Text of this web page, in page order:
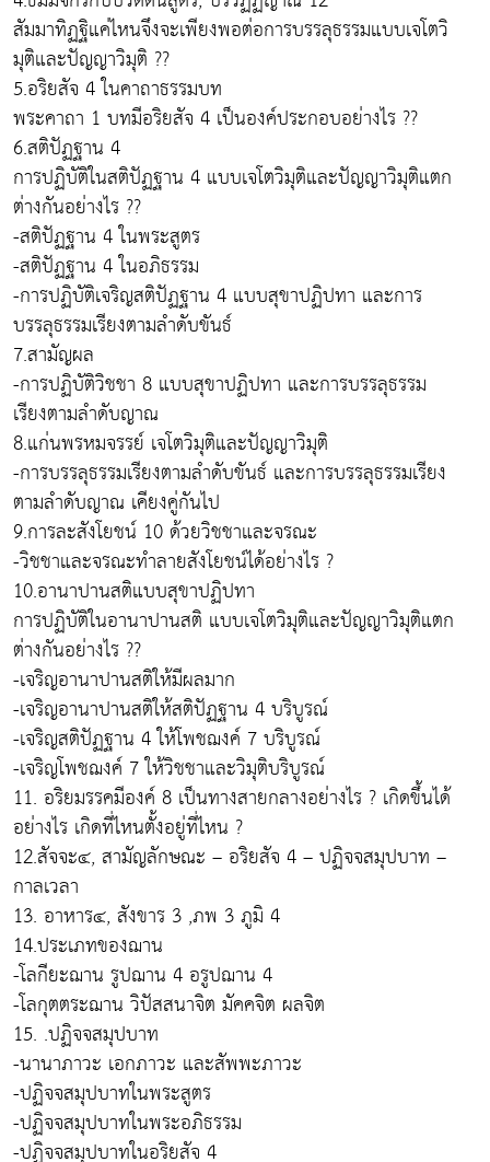
สัมมาทิฏฐิแค่ไหนจึงจะเพียงพอต่อการบรรลุธรรมแบบเจโตวิ
มุติและปัญญาวิมุติ ??
5.อริยสัจ 4 ในคาถาธรรมบท
พระคาถา 1 บทมีอริยสัจ 4 เป็นองค์ประกอบอย่างไร ??
6.สติปัฏฐาน 4
การปฏิบัติในสติปัฏฐาน 4 แบบเจโตวิมุติและปัญญาวิมุติแตก
ต่างกันอย่างไร ??
-สติปัฏฐาน 4 ในพระสูตร
-สติปัฏฐาน 4 ในอภิธรรม
-การปฏิบัติเจริญสติปัฏฐาน 4 แบบสุขาปฏิปทา และการ
บรรลุธรรมเรียงตามลำดับขันธ์
7.สามัญผล
-การปฏิบัติวิชชา 8 แบบสุขาปฏิปทา และการบรรลุธรรม
เรียงตามลำดับญาณ
8.แก่นพรหมจรรย์ เจโตวิมุติและปัญญาวิมุติ
-การบรรลุธรรมเรียงตามลำดับขันธ์ และการบรรลุธรรมเรียง
ตามลำดับญาณ เคียงคู่กันไป
9.การละสังโยชน์ 10 ด้วยวิชชาและจรณะ
-วิชชาและจรณะทำลายสังโยชน์ได้อย่างไร ?
10.อานาปานสติแบบสุขาปฏิปทา
การปฏิบัติในอานาปานสติ แบบเจโตวิมุติและปัญญาวิมุติแตก
ต่างกันอย่างไร ??
-เจริญอานาปานสติให้มีผลมาก
-เจริญอานาปานสติให้สติปัฏฐาน 4 บริบูรณ์
-เจริญสติปัฏฐาน 4 ให้โพชฌงค์ 7 บริบูรณ์
-เจริญโพชฌงค์ 7 ให้วิชชาและวิมุติบริบูรณ์
11. อริยมรรคมีองค์ 8 เป็นทางสายกลางอย่างไร ? เกิดขึ้นได้
อย่างไร เกิดที่ไหนตั้งอยู่ที่ไหน ?
12.สัจจะ๔, สามัญลักษณะ – อริยสัจ 4 – ปฏิจจสมุปบาท –
กาลเวลา
13. อาหาร๔, สังขาร 3 ,ภพ 3 ภูมิ 4
14.ประเภทของฌาน
-โลกียะฌาน รูปฌาน 4 อรูปฌาน 4
-โลกุตตระฌาน วิปัสสนาจิต มัคคจิต ผลจิต
15. .ปฏิจจสมุปบาท
-นานาภาวะ เอกภาวะ และสัพพะภาวะ
-ปฏิจจสมุปบาทในพระสูตร
-ปฏิจจสมุปบาทในพระอภิธรรม
-ปฏิจจสมุปบาทในอริยสัจ 4